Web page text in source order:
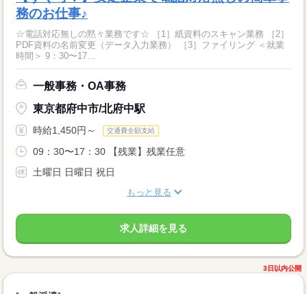
務のお仕事♪
☆電話対応無しの黙々業務です☆ ［1］紙資料のスキャン業務 ［2］
PDF資料の名前変更（データ入力業務） ［3］ファイリング ＜就業
時間＞ 9：30〜17...
一般事務・OA事務
東京都府中市/北府中駅
時給1,450円～ 交通費全額支給
09：30〜17：30 【残業】残業任意
土曜日 日曜日 祝日
もっと見る
求人詳細を見る
3日以内公開